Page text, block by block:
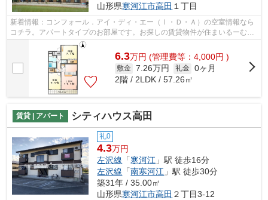
山形県寒河江市高田 １丁目
新着情報：コンフォール．アイ・ディ・エー（Ⅰ・Ｄ・Ａ）の空室情報なら
コチラ。アパートタイプのお部屋です。お探しの賃貸物件が住まいるーむ情
報館で取り扱っている物件から見つかる...
6.3万円 (管理費等：4,000円 )
敷金 7.26万円 礼金 0ヶ月
2階 / 2LDK / 57.26㎡
賃貸 | アパート シティハウス高田
礼0
4.3万円
左沢線 「寒河江 」駅 徒歩16分
左沢線 「南寒河江 」駅 徒歩30分
築31年 / 35.00㎡
山形県寒河江市高田 ２丁目3-12